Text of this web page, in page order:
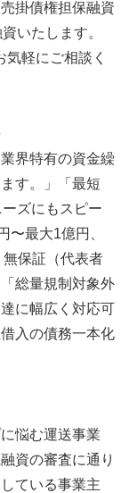
掛債権担保融資
いたします。
軽にご相談く
界特有の資金繰
す。」「最短
ズにもスピー
〜最大1億円、
保証（代表者
総量規制対象外
に幅広く対応可
入の債務一本化
悩む運送事業
資の審査に通り
ている事業主